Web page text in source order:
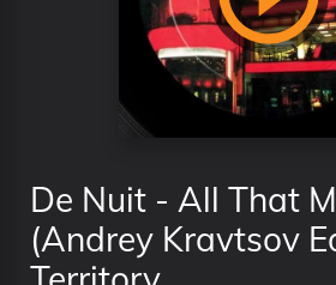
De Nuit - All That
(Andrey Kravtsov